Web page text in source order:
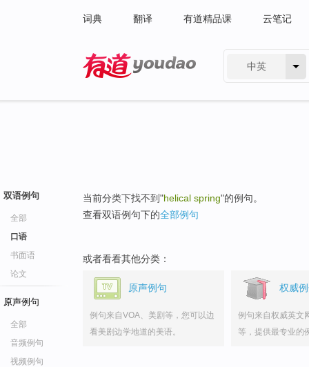
词典 翻译 有道精品课 云笔记
中英
双语例句
全部
口语
书面语
论文
原声例句
全部
音频例句
视频例句
当前分类下找不到"helical spring"的例句。
查看双语例句下的全部例句
或者看看其他分类：
原声例句
例句来自VOA、美剧等，您可以边
看美剧边学地道的美语。
权威
例句来自权威英文
等，提供最专业的